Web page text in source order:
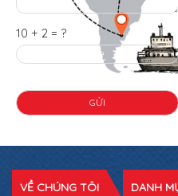
10 + 2 = ?
VỀ CHÚNG TÔI DANH